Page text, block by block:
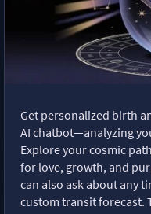
Get personalized birth
AI chatbot—analyzing
Explore your cosmic
for love, growth, and
can also ask about any
custom transit forecast.